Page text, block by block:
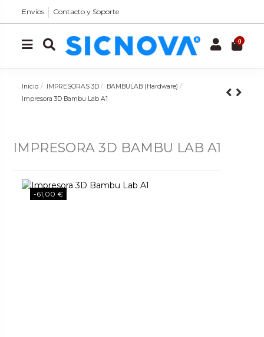
Envíos Contacto y Soporte
0
Inicio IMPRESORAS 3D
BAMBULAB (Hardware)
Impresora 3D Bambu Lab A1
IMPRESORA 3D BAMBU LAB A1
-61,00 €